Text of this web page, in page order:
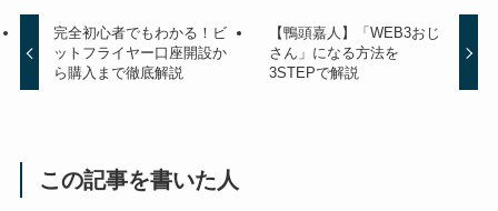
完全初心者でもわかる！ビ
ットフライヤー口座開設か
ら購入まで徹底解説
【鴨頭嘉人】「WEB3おじ
さん」になる方法を
3STEPで解説
この記事を書いた人